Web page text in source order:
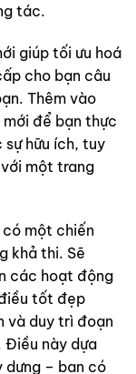
tác.
giúp tối ưu hoá
cho bạn câu
Thêm vào
để bạn thực
sự hữu ích, tuy
một trang
một chiến
khả thi. Sẽ
các hoạt động
tốt đẹp
và duy trì đoạn
Điều này dựa
dựng – bạn có